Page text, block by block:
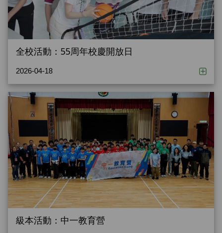
全校活動：55周年校慶開放日
2026-04-18
級本活動：中一教育營